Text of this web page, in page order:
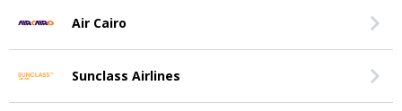
Air Cairo
Sunclass Airlines